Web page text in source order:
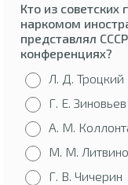
Кто из
наркомом
представлял
конференциях?
Л. Д. Троцкий
Г. Е. Зиновьев
А. М.
М. М.
Г. В. Чичерин